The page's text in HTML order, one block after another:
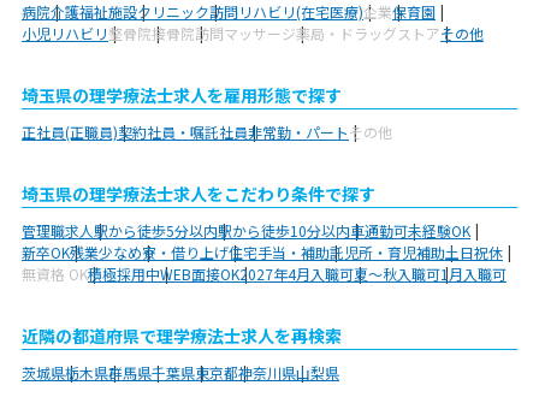
病院介護福祉施設クリニック訪問リハビリ(在宅医療)企業保育園
小児リハビリ整骨院接骨院訪問マッサージ薬局・ドラッグストアその他
埼玉県の理学療法士求人を雇用形態で探す
正社員(正職員)契約社員・嘱託社員非常勤・パートその他
埼玉県の理学療法士求人をこだわり条件で探す
管理職求人駅から徒歩5分以内駅から徒歩10分以内車通勤可未経験OK
新卒OK残業少なめ寮・借り上げ住宅手当・補助託児所・育児補助土日祝休
無資格 OK積極採用中WEB面接OK2027年4月入職可夏～秋入職可1月入職可
近隣の都道府県で理学療法士求人を再検索
茨城県栃木県群馬県千葉県東京都神奈川県山梨県